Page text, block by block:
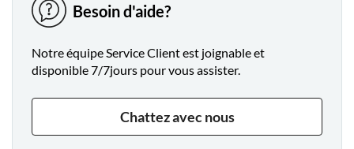
Besoin d'aide?
Notre équipe Service Client est joignable et
disponible 7/7jours pour vous assister.
Chattez avec nous